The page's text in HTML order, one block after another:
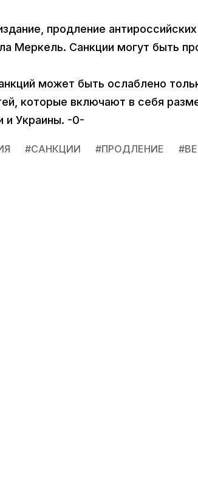
продление
Меркель. Санкции могут быть
может быть ослаблено
которые включают в себя
и Украины. -0-
#САНКЦИИ #ПРОДЛЕНИЕ #